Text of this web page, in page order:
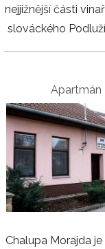
nejjižnější části
slováckého
Apartmán
Chalupa Morajda